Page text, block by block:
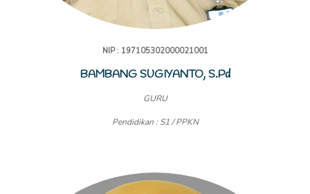
NIP : 197105302000021001
BAMBANG SUGIYANTO, S.Pd
GURU
Pendidikan : S1 / PPKN